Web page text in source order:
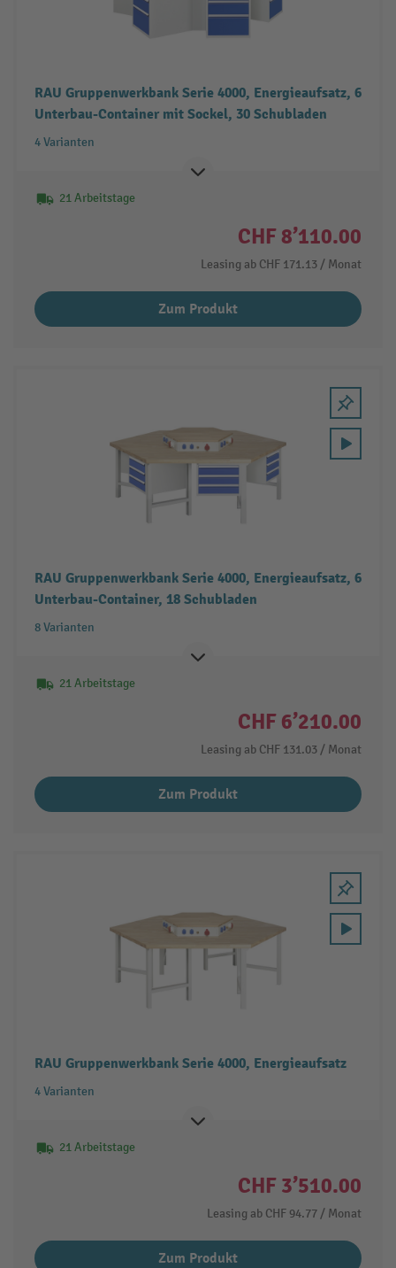
RAU Gruppenwerkbank Serie 4000, Energieaufsatz, 6
Unterbau-Container mit Sockel, 30 Schubladen
4 Varianten
21 Arbeitstage
CHF 8’110.00
Leasing ab CHF 171.13 / Monat
Zum Produkt
RAU Gruppenwerkbank Serie 4000, Energieaufsatz, 6
Unterbau-Container, 18 Schubladen
8 Varianten
21 Arbeitstage
CHF 6’210.00
Leasing ab CHF 131.03 / Monat
Zum Produkt
RAU Gruppenwerkbank Serie 4000, Energieaufsatz
4 Varianten
21 Arbeitstage
CHF 3’510.00
Leasing ab CHF 94.77 / Monat
Zum Produkt